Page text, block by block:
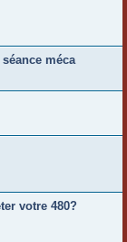
méca
votre 480?